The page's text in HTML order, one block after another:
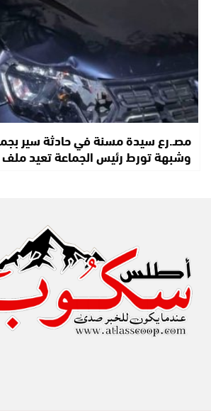
مصـ.رع سيدة مسنة في حادثة سير
وشبهة تورط رئيس الجماعة تعيد